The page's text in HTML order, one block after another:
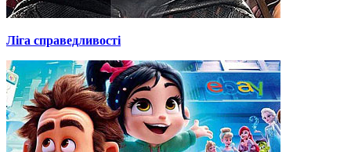
Ліга справедливості